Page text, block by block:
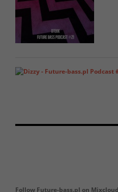
Follow Future-bass.pl on Mixcloud